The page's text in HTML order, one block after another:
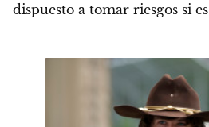
dispuesto a tomar riesgos si